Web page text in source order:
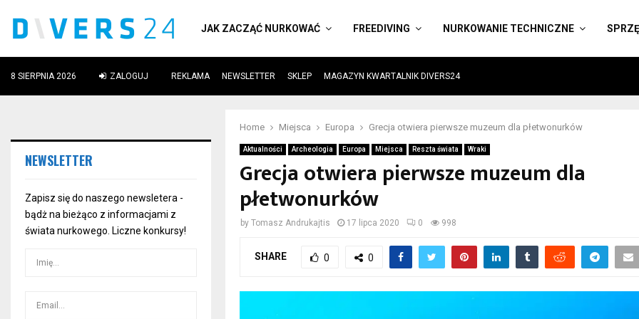
JAK ZACZĄĆ NURKOWAĆ FREEDIVING NURKOWANIE TECHNICZNE
8 SIERPNIA 2026 ZALOGUJ REKLAMA NEWSLETTER SKLEP MAGAZYN KWARTALNIK DIVERS24
Home Miejsca Europa Grecja otwiera pierwsze muzeum dla płetwonurków
Aktualności Archeologia Europa Miejsca Reszta świata Wraki
Grecja otwiera pierwsze muzeum dla
płetwonurków
byTomasz Andrukajtis 17 lipca 2020 0 998
SHARE 0 0
NEWSLETTER
Zapisz się do naszego newsletera -
bądż na bieżąco z informacjami z
świata nurkowego. Liczne konkursy!